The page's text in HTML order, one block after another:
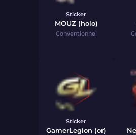
Sticker
MOUZ (holo)
Conventionnel
Sticker
GamerLegion (or)